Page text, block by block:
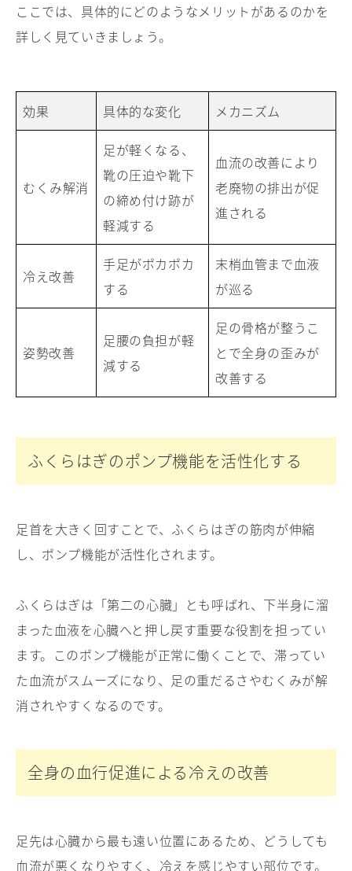
ここでは、具体的にどのようなメリットがあるのかを
詳しく見ていきましょう。
効果 具体的な変化 メカニズム
むくみ解消
足が軽くなる、
靴の圧迫や靴下
の締め付け跡が
軽減する
血流の改善により
老廃物の排出が促
進される
冷え改善
手足がポカポカ
する
末梢血管まで血液
が巡る
姿勢改善
足腰の負担が軽
減する
足の骨格が整うこ
とで全身の歪みが
改善する
ふくらはぎのポンプ機能を活性化する
足首を大きく回すことで、ふくらはぎの筋肉が伸縮
し、ポンプ機能が活性化されます。
ふくらはぎは「第二の心臓」とも呼ばれ、下半身に溜
まった血液を心臓へと押し戻す重要な役割を担ってい
ます。このポンプ機能が正常に働くことで、滞ってい
た血流がスムーズになり、足の重だるさやむくみが解
消されやすくなるのです。
全身の血行促進による冷えの改善
足先は心臓から最も遠い位置にあるため、どうしても
血流が悪くなりやすく、冷えを感じやすい部位です。